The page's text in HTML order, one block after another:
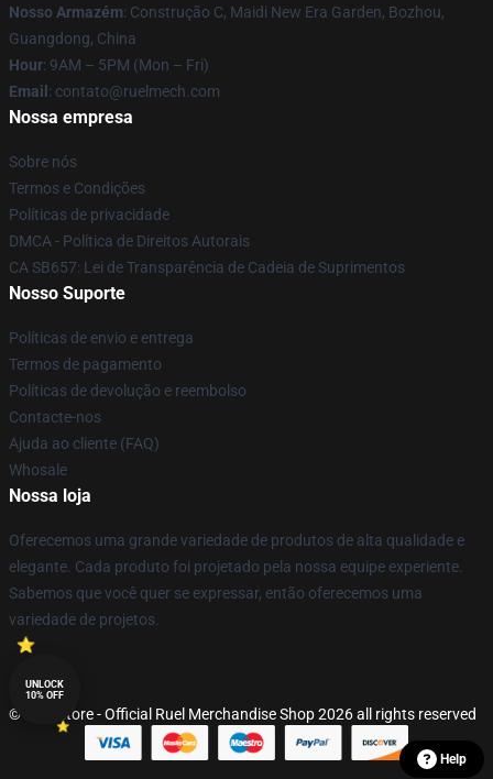
Nosso Armazém: Construção C, Maidi New Era Garden, Bozhou,
Guangdong, China
Hour: 9AM – 5PM (Mon – Fri)
Email : contato@ruelmech.com
Nossa empresa
Sobre nós
Termos e Condições
Políticas de privacidade
DMCA - Política de Direitos Autorais
CA SB657: Lei de Transparência de Cadeia de Suprimentos
Nosso Suporte
Políticas de envio e entrega
Termos de pagamento
Políticas de devolução e reembolso
Contacte-nos
Ajuda ao cliente (FAQ)
Whosale
Nossa loja
Oferecemos uma grande variedade de produtos de alta qualidade e
elegante. Cada produto foi projetado pela nossa equipe experiente.
Sabemos que você quer se expressar, então oferecemos uma
variedade de projetos.
© Ruel Store - Official Ruel Merchandise Shop 2026 all rights reserved
Help
UNLOCK
10% OFF